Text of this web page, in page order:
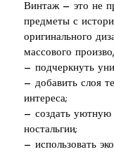
Винтаж — это не
предметы с
оригинального
массового
— подчеркнуть
— добавить слоя
интереса;
— создать уютную
ностальгии;
— использовать